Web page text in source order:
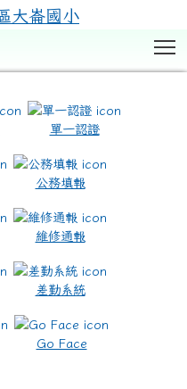
單一認證
公務填報
維修通報
差勤系統
Go Face